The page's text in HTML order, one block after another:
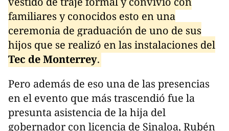
familiares y conocidos esto en una
ceremonia de graduación de uno de sus
hijos que se realizó en las instalaciones del
Tec de Monterrey.
Pero además de eso una de las presencias
en el evento que más trascendió fue la
presunta asistencia de la hija del
gobernador con licencia de Sinaloa, Rubén